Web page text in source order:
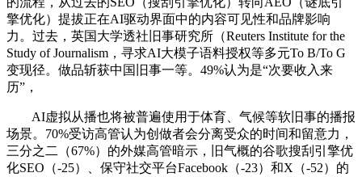
擎优化）提拔正在AI驱动界面中的内容可见性和品牌影响
力。过去，英国大学透社旧事研究所（Reuters Institute for the
Study of Journalism，寻求AI大模子语料授权等多元To B/To G
变现径。做品斩获中国旧事一等。49%认为是“次要收入来
历”，
AI虚拟从播也将被普遍使用于体育、气候等软旧事的播报
场景。70%受访高管认为创做者会分离受众的时间和留意力，
三分之二（67%）的外媒高管暗示，旧气概的谷歌搜刮引擎优
化SEO（-25）、保守社交平台Facebook（-23）和X（-52）的